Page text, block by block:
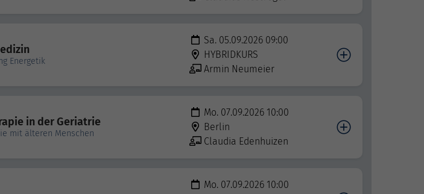
Energetik
Sa. 05.09.2026 09:00
HYBRIDKURS
Armin Neumeier
in der Geriatrie
mit älteren Menschen
Mo. 07.09.2026 10:00
Berlin
Claudia Edenhuizen
Mo. 07.09.2026 10:00